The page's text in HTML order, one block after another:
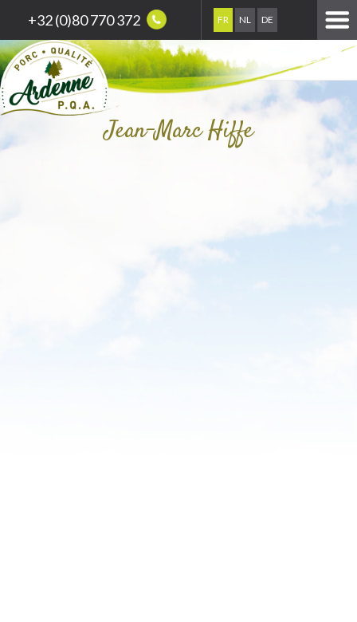
+32 (0)80 770 372 FR NL DE
Jean-Marc Hiffe